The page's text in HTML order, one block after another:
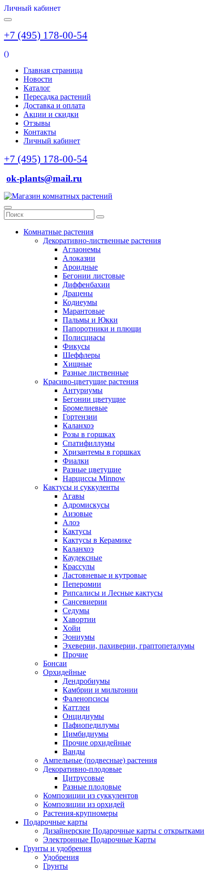
Личный кабинет
+7 (495) 178-00-54
()
Главная страница
Новости
Каталог
Пересадка растений
Доставка и оплата
Акции и скидки
Отзывы
Контакты
Личный кабинет
+7 (495) 178-00-54
ok-plants@mail.ru
Комнатные растения
Декоративно-лиственные растения
Аглаонемы
Алоказии
Ароидные
Бегонии листовые
Диффенбахии
Драцены
Кодиеумы
Марантовые
Пальмы и Юкки
Папоротники и плющи
Полисциасы
Фикусы
Шеффлеры
Хищные
Разные лиственные
Красиво-цветущие растения
Антуриумы
Бегонии цветущие
Бромелиевые
Гортензии
Каланхоэ
Розы в горшках
Спатифиллумы
Хризантемы в горшках
Фиалки
Разные цветущие
Нарциссы Minnow
Кактусы и суккуленты
Агавы
Адромискусы
Аизовые
Алоэ
Кактусы
Кактусы в Керамике
Каланхоэ
Каудексные
Крассулы
Ластовневые и кутровые
Пеперомии
Рипсалисы и Лесные кактусы
Сансевиерии
Седумы
Хавортии
Хойи
Эониумы
Эхеверии, пахиверии, граптопеталумы
Прочие
Бонсаи
Орхидейные
Дендробиумы
Камбрии и мильтонии
Фаленопсисы
Каттлеи
Онцидиумы
Пафиопедилумы
Цимбидиумы
Прочие орхидейные
Ванды
Ампельные (подвесные) растения
Декоративно-плодовые
Цитрусовые
Разные плодовые
Композиции из суккулентов
Композиции из орхидей
Растения-крупномеры
Подарочные карты
Дизайнерские Подарочные карты с открытками
Электронные Подарочные Карты
Грунты и удобрения
Удобрения
Грунты